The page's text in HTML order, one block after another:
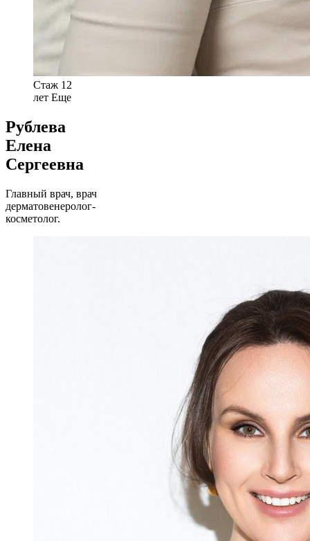
Стаж 12
лет Еще
Рублева
Елена
Сергеевна
Главный врач, врач
дерматовенеролог-
косметолог.